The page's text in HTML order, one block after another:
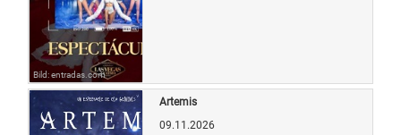
Bild: entradas.com
Artemis
09.11.2026